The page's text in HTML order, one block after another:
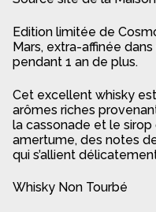
Edition limitée de
Mars, extra-affinée
pendant 1 an de plus.
Cet excellent whisky
arômes riches
la cassonade et le sirop
amertume, des notes
qui s’allient
Whisky Non Tourbé